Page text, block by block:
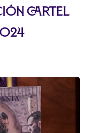
cartel